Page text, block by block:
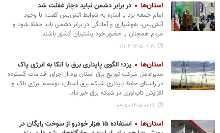
استان‌ها در برابر دشمن نباید دچار غفلت شد
امام جمعه یزد با اشاره به شرایط آتش‌بس گفت: با وجود
آتش‌بس، هوشیاری و آمادگی در برابر دشمن باید حفظ شود و
مردم همچنان با حضور خود پشتیبان کشور باشند.
۱۴۰۵-۰۱-۲۱ ۱۶:۰۲
استان‌ها یزد؛ الگوی پایداری برق با اتکا به انرژی پاک
مدیرعامل شرکت توزیع برق استان یزد از اجرای اقدامات گسترده
در راستای حفظ پایداری شبکه برق استان، توسعه انرژی پاک و
افزایش تاب‌آوری در شبکه برق خبر داد.
۱۴۰۵-۰۱-۱۷ ۰۸:۵۰
استان‌ها
استفاده ۱۵ هزار خودرو از سوخت رایگان در